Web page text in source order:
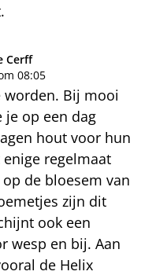
Cerff
08:05
worden. Bij mooi
je op een dag
hout voor hun
regelmaat
de bloesem van
zijn dit
ook een
wesp en bij. Aan
de Helix